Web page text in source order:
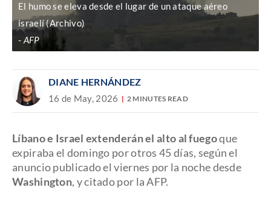
El humo se eleva desde el lugar de un ataque aéreo
israelí (Archivo)
AFP
DIANE HERNÁNDEZ
16 de May, 2026 2 MINUTES READ
Líbano e Israel extenderán el alto al fuegoque
expiraba el domingo por otros 45 días, según el
anuncio publicado el viernes por la noche desde
Washington, y citado por la AFP.